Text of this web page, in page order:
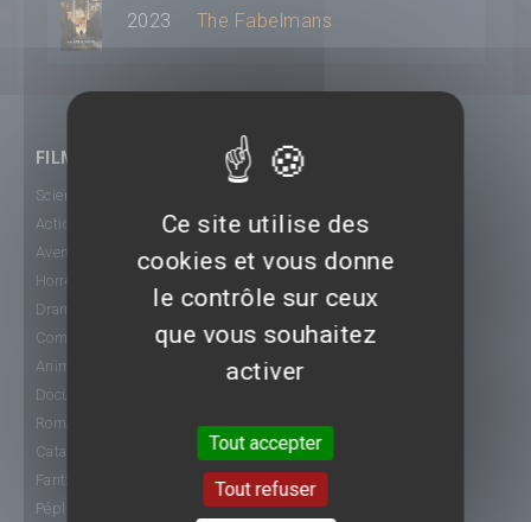
2023 The Fabelmans
FILMS
Science-Fiction
Action
Aventure
Horreur
Drame
Comédie
Animation
Documentaire
Romance
Catastrophe
Fantastique
Péplum
Ce site utilise des
cookies et vous donne
le contrôle sur ceux
que vous souhaitez
activer
Tout accepter
Tout refuser